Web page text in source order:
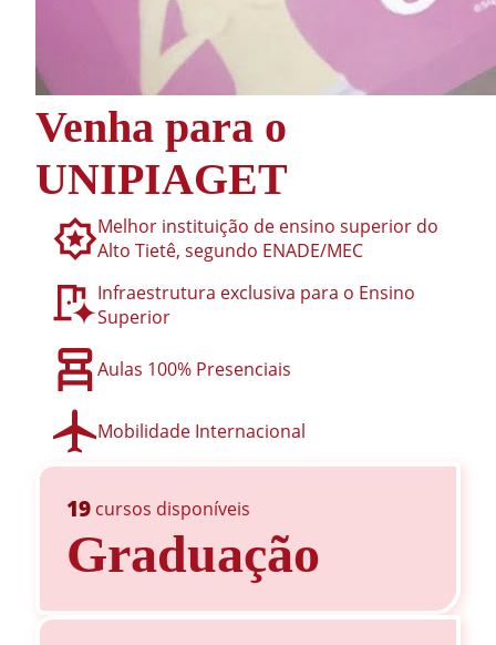
Venha para o
UNIPIAGET
Melhor instituição de ensino superior do
Alto Tietê, segundo ENADE/MEC
Infraestrutura exclusiva para o Ensino
Superior
Aulas 100% Presenciais
Mobilidade Internacional
19 cursos disponíveis
Graduação